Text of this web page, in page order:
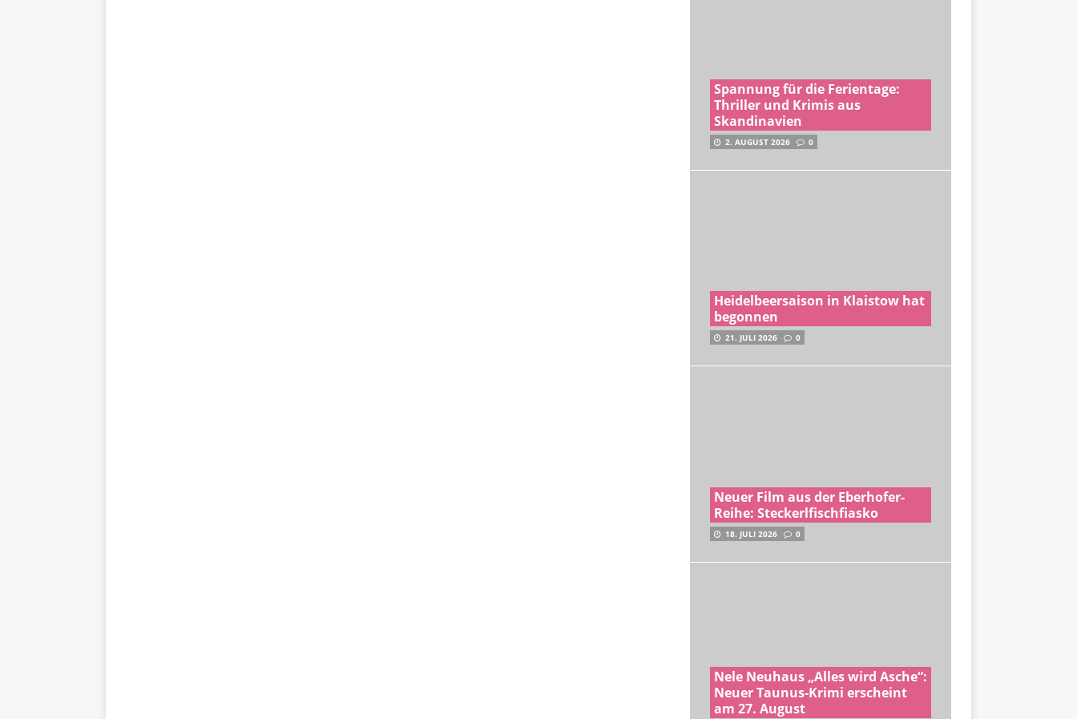
Spannung für die Ferientage:
Thriller und Krimis aus
Skandinavien
2. AUGUST 2026 0
Heidelbeersaison in Klaistow hat
begonnen
21. JULI 2026 0
Neuer Film aus der Eberhofer-
Reihe: Steckerlfischfiasko
18. JULI 2026 0
Nele Neuhaus „Alles wird Asche“:
Neuer Taunus-Krimi erscheint
am 27. August